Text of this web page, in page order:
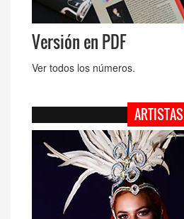
Versión en PDF
Ver todos los números.
ARTISTAS